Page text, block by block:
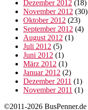
Dezember 2012 (18)
November 2012 (30)
Oktober 2012 (23)
September 2012 (4)
August 2012 (1)
Juli 2012 (5)
Juni 2012 (1)
März 2012 (1)
Januar 2012 (2)
Dezember 2011 (1)
November 2011 (1)
©2011-2026 BusPenner.de